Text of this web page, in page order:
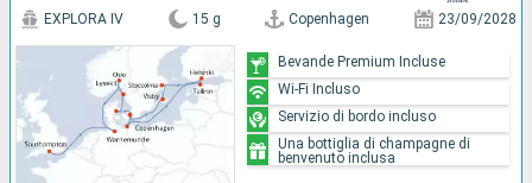
EXPLORA IV 15 g Copenhagen 23/09/2028
Bevande Premium Incluse
Wi-Fi Incluso
Servizio di bordo incluso
Una bottiglia di champagne di
benvenuto inclusa